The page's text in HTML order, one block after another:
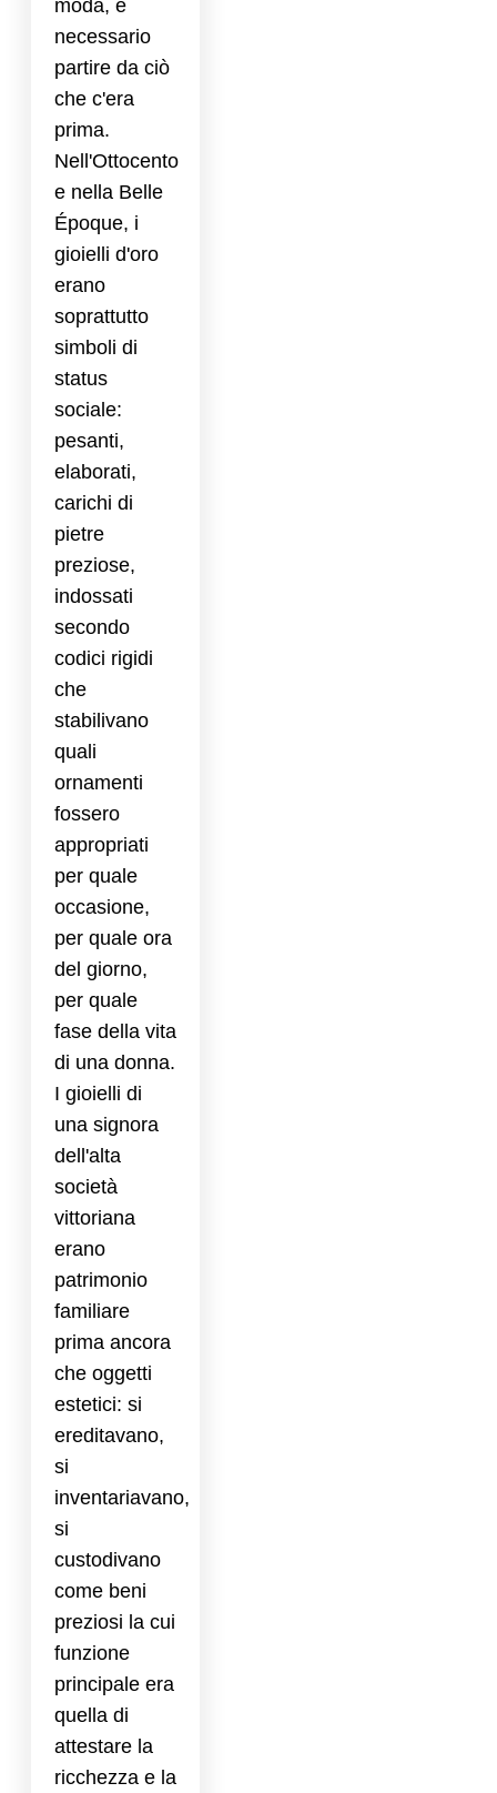
moda, è
necessario
partire da ciò
che c'era
prima.
Nell'Ottocento
e nella Belle
Époque, i
gioielli d'oro
erano
soprattutto
simboli di
status
sociale:
pesanti,
elaborati,
carichi di
pietre
preziose,
indossati
secondo
codici rigidi
che
stabilivano
quali
ornamenti
fossero
appropriati
per quale
occasione,
per quale ora
del giorno,
per quale
fase della vita
di una donna.
I gioielli di
una signora
dell'alta
società
vittoriana
erano
patrimonio
familiare
prima ancora
che oggetti
estetici: si
ereditavano,
si
inventariavano,
si
custodivano
come beni
preziosi la cui
funzione
principale era
quella di
attestare la
ricchezza e la